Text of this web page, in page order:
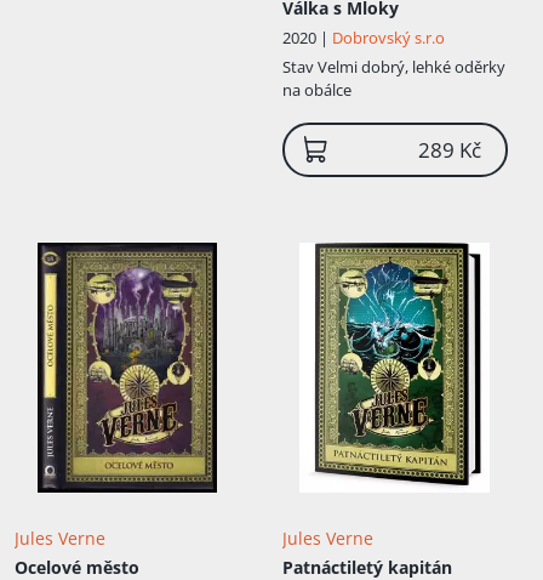
Válka s Mloky
2020 | Dobrovský s.r.o
StavVelmi dobrý, lehké oděrky
na obálce
289 Kč
Jules Verne
Ocelové město
Jules Verne
Patnáctiletý kapitán